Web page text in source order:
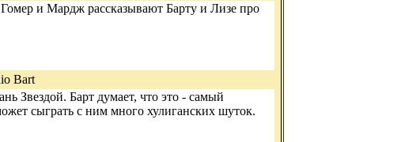
и Мардж рассказывают Барту и Лизе про
Bart
Звездой. Барт думает, что это - самый
сыграть с ним много хулиганских шуток.